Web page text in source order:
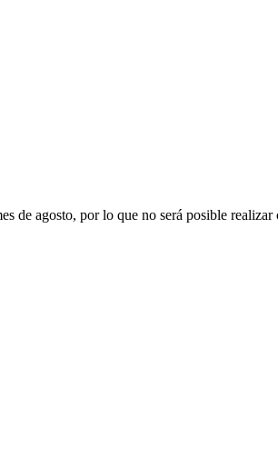
de agosto, por lo que no será posible